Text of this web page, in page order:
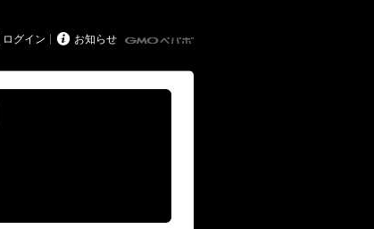
ログイン  お知らせ